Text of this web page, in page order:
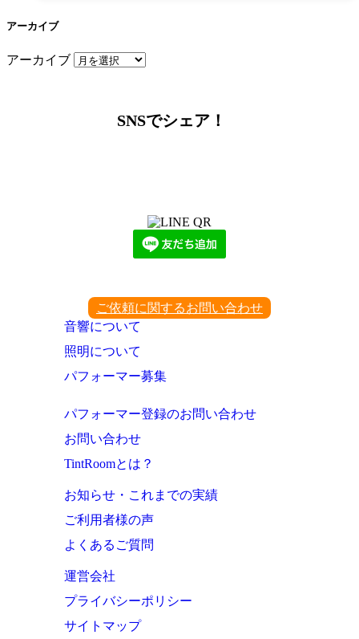
アーカイブ
アーカイブ
SNSでシェア！
ご依頼に関するお問い合わせ
音響について
照明について
パフォーマー募集
パフォーマー登録のお問い合わせ
お問い合わせ
TintRoomとは？
お知らせ・これまでの実績
ご利用者様の声
よくあるご質問
運営会社
プライバシーポリシー
サイトマップ